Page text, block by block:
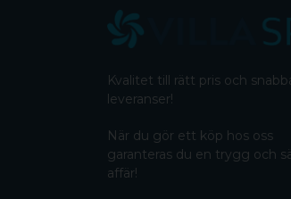
Kvalitet till rätt pris och
leveranser!
När du gör ett köp hos oss
garanteras du en trygg och
affär!